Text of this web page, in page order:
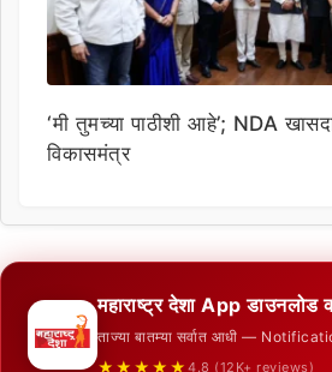
‘मी तुमच्या पाठीशी आहे’; NDA
विकासमंत्र
महाराष्ट्र देशा App डाउनलोड
ताज्या बातम्या सर्वात आधी —
★★★★★ 4.8 (12K+ reviews)